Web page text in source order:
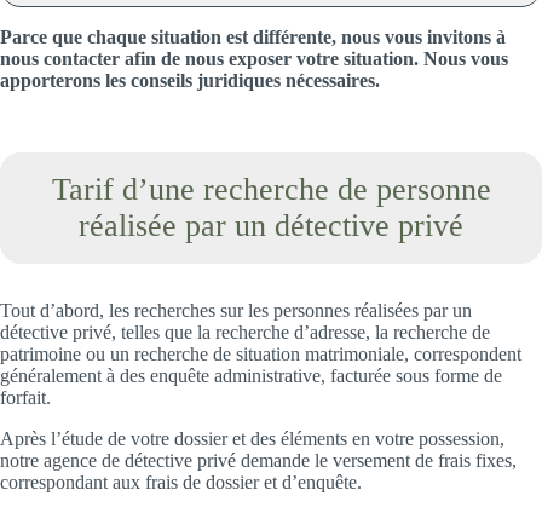
Parce que chaque situation est différente, nous vous invitons à
nous contacter afin de nous exposer votre situation. Nous vous
apporterons les conseils juridiques nécessaires.
Tarif d’une recherche de personne
réalisée par un détective privé
Tout d’abord, les recherches sur les personnes réalisées par un
détective privé, telles que la recherche d’adresse, la recherche de
patrimoine ou un recherche de situation matrimoniale, correspondent
généralement à des enquête administrative, facturée sous forme de
forfait.
Après l’étude de votre dossier et des éléments en votre possession,
notre agence de détective privé demande le versement de frais fixes,
correspondant aux frais de dossier et d’enquête.